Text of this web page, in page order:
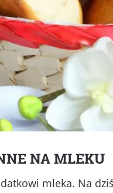
NA MLEKU
mleka. Na